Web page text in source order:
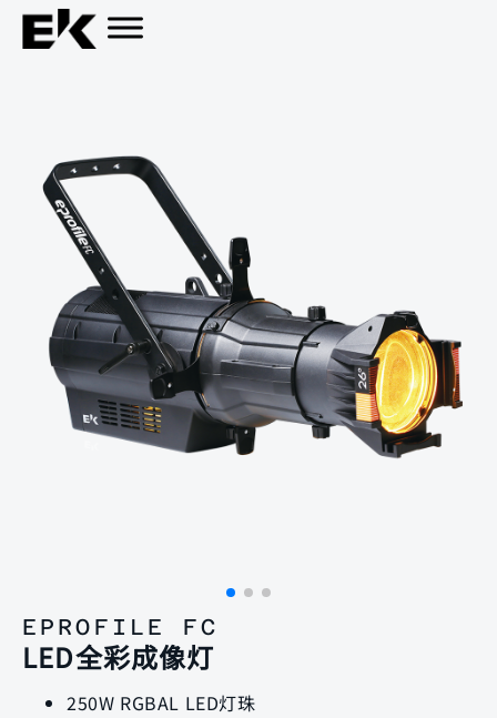
EPROFILE FC
LED全彩成像灯
250W RGBAL LED灯珠